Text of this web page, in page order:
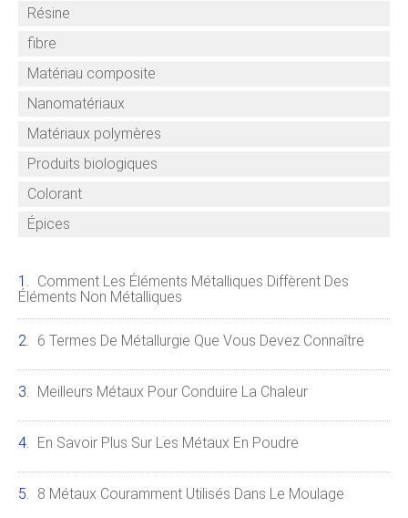
Résine
fibre
Matériau composite
Nanomatériaux
Matériaux polymères
Produits biologiques
Colorant
Épices
Comment Les Éléments Métalliques Diffèrent Des
Éléments Non Métalliques
6 Termes De Métallurgie Que Vous Devez Connaître
Meilleurs Métaux Pour Conduire La Chaleur
En Savoir Plus Sur Les Métaux En Poudre
8 Métaux Couramment Utilisés Dans Le Moulage